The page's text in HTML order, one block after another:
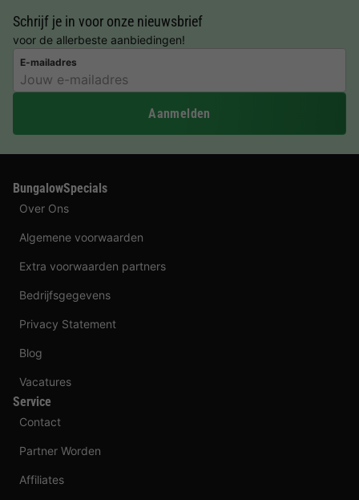
Schrijf je in voor onze nieuwsbrief
voor de allerbeste aanbiedingen!
E-mailadres
Aanmelden
BungalowSpecials
Over Ons
Algemene voorwaarden
Extra voorwaarden partners
Bedrijfsgegevens
Privacy Statement
Blog
Vacatures
Service
Contact
Partner Worden
Affiliates